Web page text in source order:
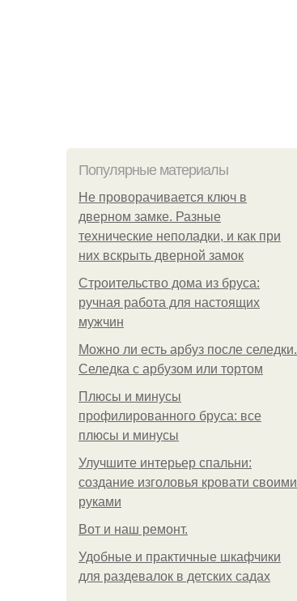
Популярные материалы
Не проворачивается ключ в
дверном замке. Разные
технические неполадки, и как при
них вскрыть дверной замок
Строительство дома из бруса:
ручная работа для настоящих
мужчин
Можно ли есть арбуз после селедки.
Селедка с арбузом или тортом
Плюсы и минусы
профилированного бруса: все
плюсы и минусы
Улучшите интерьер спальни:
создание изголовья кровати своими
руками
Boт и наш ремoнт.
Удобные и практичные шкафчики
для раздевалок в детских садах